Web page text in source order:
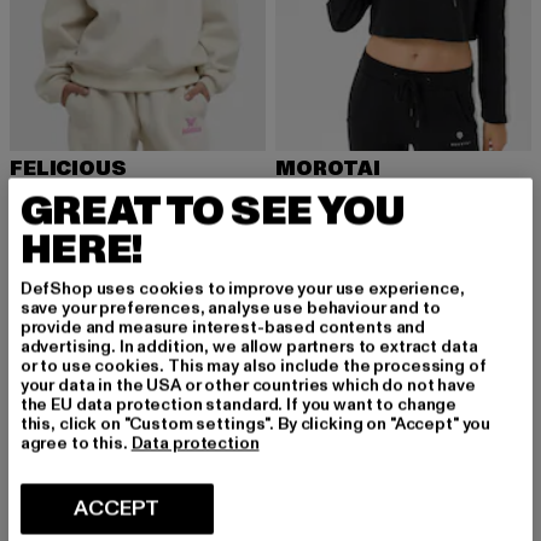
FELICIOUS
BASIC Hoodie
415,44 kr
Nuvarande pris: 415,44 kr
577 krKampanjpris: 577 kr
MOROTAI
Casual Cropped
393,70 kr
Nuvarande pris: 393,70 kr
635 kr Kampanjpris: 635 kr
-33% -28%
GREAT TO SEE YOU
HERE!
DefShop uses cookies to improve your use experience,
save your preferences, analyse use behaviour and to
provide and measure interest-based contents and
advertising. In addition, we allow partners to extract data
or to use cookies. This may also include the processing of
your data in the USA or other countries which do not have
the EU data protection standard. If you want to change
this, click on "Custom settings". By clicking on "Accept" you
agree to this. Data protection
ACCEPT